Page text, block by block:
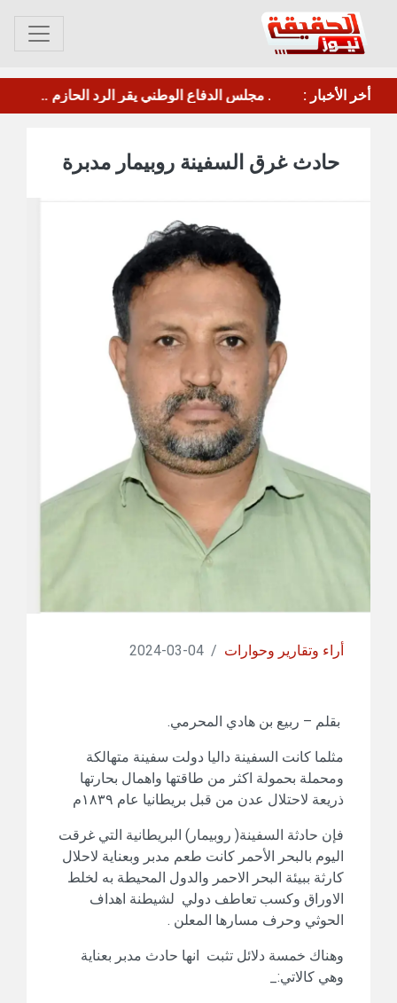
أخر الأخبار :
عصيان جزئي في العاصمة عدن للمطالبة بتحسين الخدمات والأوضاع المعيشية مأرب.. الحوثي يقصف معسكر"صحن الجنّ" بالصواريخ والطائرات المسيرة
حادث غرق السفينة روبيمار مدبرة
أراء وتقارير وحوارات /
04-03-2024
بقلم – ربيع بن هادي المحرمي.
مثلما كانت السفينة داليا دولت سفينة متهالكة
ومحملة بحمولة اكثر من طاقتها واهمال بحارتها
ذريعة لاحتلال عدن من قبل بريطانيا عام ١٨٣٩م
فإن حادثة السفينة( روبيمار) البريطانية التي غرقت
اليوم بالبحر الأحمر كانت طعم مدبر وبعناية لاحلال
كارثة ببيئة البحر الاحمر والدول المحيطة به لخلط
الاوراق وكسب تعاطف دولي لشيطنة اهداف
الحوثي وحرف مسارها المعلن .
وهناك خمسة دلائل تثبت انها حادث مدبر بعناية
وهي كالاتي:_